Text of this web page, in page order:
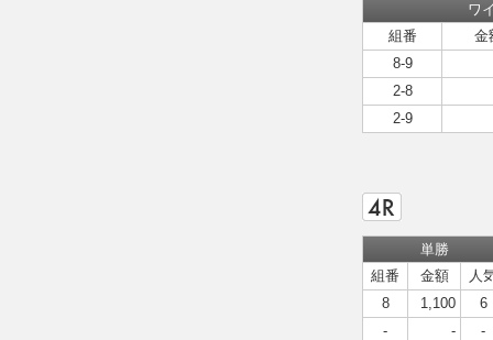
ワ
組番
金
8-9
2-8
2-9
単勝
組番
金額
人
8
1,100
6
-
-
-